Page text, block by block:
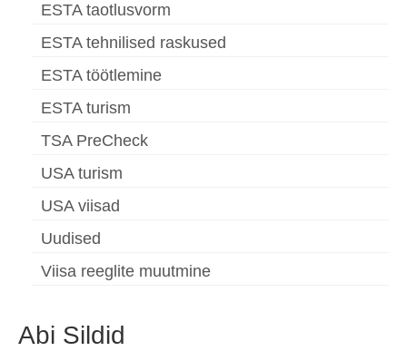
ESTA taotlusvorm
ESTA tehnilised raskused
ESTA töötlemine
ESTA turism
TSA PreCheck
USA turism
USA viisad
Uudised
Viisa reeglite muutmine
Abi Sildid